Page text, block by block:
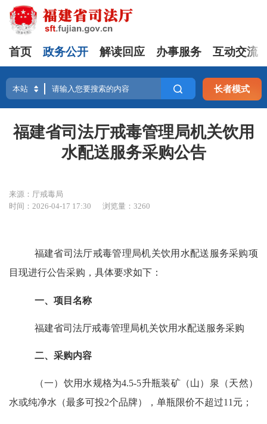
首页 政务公开 解读回应 办事服务 互动交流
长者模式
福建省司法厅戒毒管理局机关饮用
水配送服务采购公告
来源：厅戒毒局
时间：2026-04-17 17:30
浏览量：3260
福建省司法厅戒毒管理局机关饮用水配送服务采购项
目现进行公告采购，具体要求如下：
一、项目名称
福建省司法厅戒毒管理局机关饮用水配送服务采购
二、采购内容
（一） 饮用水规格为4.5-5升瓶装矿（山）泉（天然）
水或纯净水 （最多可投2个品牌） ，单瓶限价不超过11 元 ；